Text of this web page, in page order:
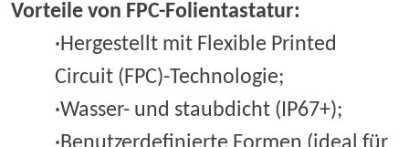
Vorteile von FPC-Folientastatur:
·Hergestellt mit Flexible Printed
Circuit (FPC)-Technologie;
·Wasser- und staubdicht (IP67+);